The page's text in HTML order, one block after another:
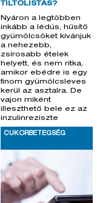
TILTÓLISTÁS?
Nyáron a legtöbben
inkább a lédús, hűsítő
gyümölcsöket kívánjuk
a nehezebb,
zsírosabb ételek
helyett, és nem ritka,
amikor ebédre is egy
finom gyümölcsleves
kerül az asztalra. De
vajon miként
illeszthető bele ez az
inzulinreziszte
CUKORBETEGSÉG